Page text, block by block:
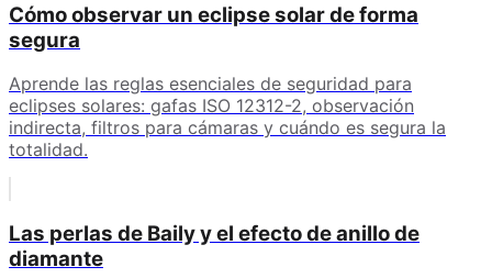
Cómo observar un eclipse solar de forma
segura
Aprende las reglas esenciales de seguridad para
eclipses solares: gafas ISO 12312-2, observación
indirecta, filtros para cámaras y cuándo es segura la
totalidad.
Las perlas de Baily y el efecto de anillo de
diamante